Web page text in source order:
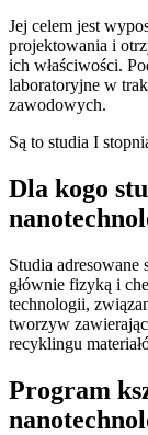
Jej celem jest
projektowania i
ich właściwości.
laboratoryjne w
zawodowych.
Są to studia I
Dla kogo
Studia adresowane
głównie fizyką i
technologii,
tworzyw
recyklingu
Program